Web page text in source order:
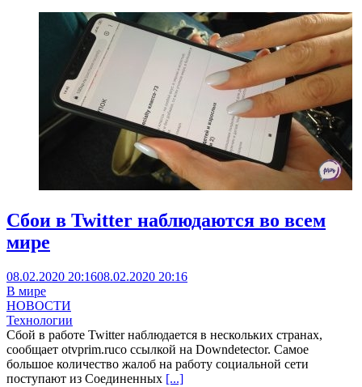
Сбои в Twitter наблюдаются во всем
мире
08.02.2020 20:1608.02.2020 20:16
В мире
НОВОСТИ
Технологии
Сбой в работе Twitter наблюдается в нескольких странах,
сообщает otvprim.ruсо ссылкой на Downdetector. Самое
большое количество жалоб на работу социальной сети
поступают из Соединенных [...]